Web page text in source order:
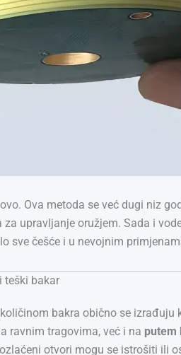
Ova metoda se već dugi niz
upravljanje oružjem. Sada i
sve češće i u nevojnim
teški bakar
količinom bakra obično se
ravnim tragovima, već i na putem
otvori mogu se istrošiti ili